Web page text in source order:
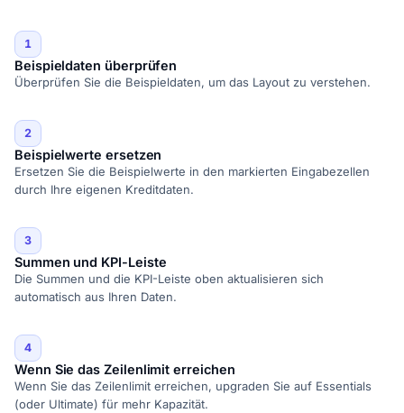
1
Beispieldaten überprüfen
Überprüfen Sie die Beispieldaten, um das Layout zu verstehen.
2
Beispielwerte ersetzen
Ersetzen Sie die Beispielwerte in den markierten Eingabezellen
durch Ihre eigenen Kreditdaten.
3
Summen und KPI-Leiste
Die Summen und die KPI-Leiste oben aktualisieren sich
automatisch aus Ihren Daten.
4
Wenn Sie das Zeilenlimit erreichen
Wenn Sie das Zeilenlimit erreichen, upgraden Sie auf Essentials
(oder Ultimate) für mehr Kapazität.